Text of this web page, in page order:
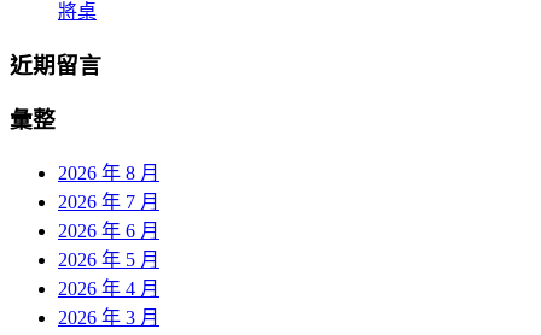
將桌
近期留言
彙整
2026 年 8 月
2026 年 7 月
2026 年 6 月
2026 年 5 月
2026 年 4 月
2026 年 3 月